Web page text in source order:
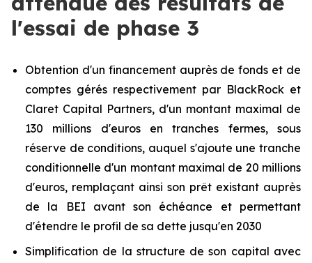
l'essai de phase 3
Obtention d'un financement auprès de fonds et de
comptes gérés respectivement par BlackRock et
Claret Capital Partners, d'un montant maximal de
130 millions d'euros en tranches fermes, sous
réserve de conditions, auquel s'ajoute une tranche
conditionnelle d'un montant maximal de 20 millions
d'euros, remplaçant ainsi son prêt existant auprès
de la BEI avant son échéance et permettant
d'étendre le profil de sa dette jusqu'en 2030
Simplification de la structure de son capital avec